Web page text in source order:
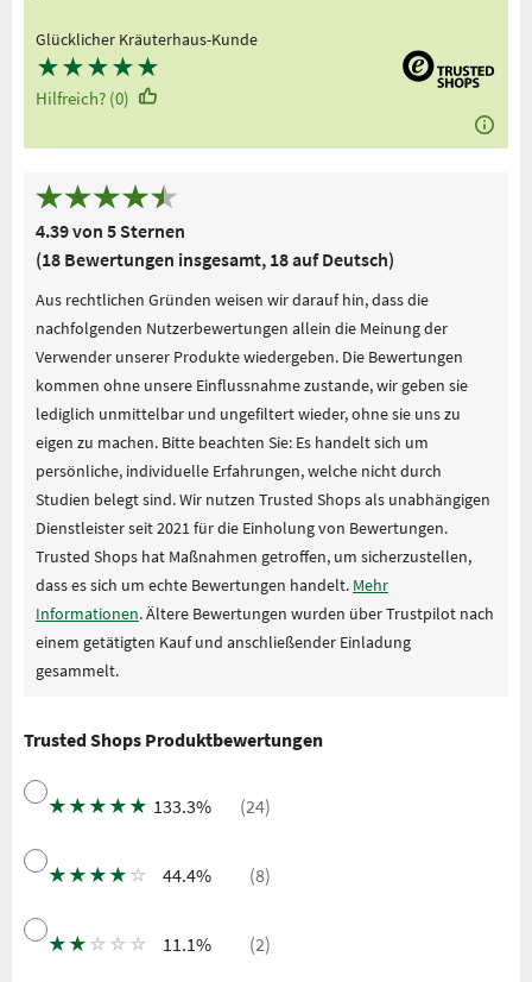
Glücklicher Kräuterhaus-Kunde
★★★★★
Hilfreich? (0)
4.39 von 5 Sternen
(18 Bewertungen insgesamt, 18 auf Deutsch)
Aus rechtlichen Gründen weisen wir darauf hin, dass die
nachfolgenden Nutzerbewertungen allein die Meinung der
Verwender unserer Produkte wiedergeben. Die Bewertungen
kommen ohne unsere Einflussnahme zustande, wir geben sie
lediglich unmittelbar und ungefiltert wieder, ohne sie uns zu
eigen zu machen. Bitte beachten Sie: Es handelt sich um
persönliche, individuelle Erfahrungen, welche nicht durch
Studien belegt sind. Wir nutzen Trusted Shops als unabhängigen
Dienstleister seit 2021 für die Einholung von Bewertungen.
Trusted Shops hat Maßnahmen getroffen, um sicherzustellen,
dass es sich um echte Bewertungen handelt. Mehr
Informationen. Ältere Bewertungen wurden über Trustpilot nach
einem getätigten Kauf und anschließender Einladung
gesammelt.
Trusted Shops Produktbewertungen
★ ★ ★ ★ ★ 133.3% (24)
★ ★ ★ ★ ☆ 44.4% (8)
★ ★ ☆ ☆ ☆ 11.1% (2)